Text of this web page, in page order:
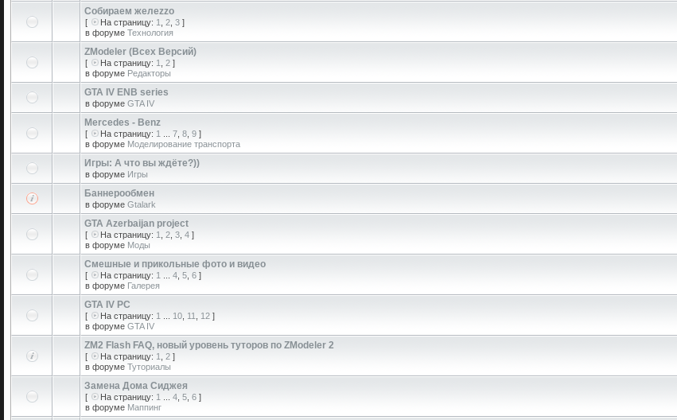
Собираем желеzzо
[ На страницу: 1 2 3 ]
в форуме Технология
ZModeler (Всех Версий)
[ На страницу: 1 2 ]
в форуме Редакторы
GTA IV ENB series
в форуме GTA IV
Mercedes - Benz
[ На страницу: 1 7 8 9 ]
в форуме Моделирование транспорта
Игры: А что вы ждёте?))
в форуме Игры
Баннерообмен
в форуме Gtalark
GTA Azerbaijan project
[ На страницу: 1 2 3 4 ]
в форуме Моды
Смешные и прикольные фото и видео
[ На страницу: 1 4 5 6 ]
в форуме Галерея
GTA IV PC
[ На страницу: 1 10 11 12 ]
в форуме GTA IV
ZM2 Flash FAQ, новый уровень туторов по ZModeler 2
[ На страницу: 1 2 ]
в форуме Туториалы
Замена Дома Сиджея
[ На страницу: 1 4 5 6 ]
в форуме Маппинг